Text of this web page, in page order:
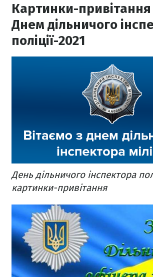
Картинки-привітання
Днем дільничого
поліції-2021
День дільничого інспектора
картинки-привітання